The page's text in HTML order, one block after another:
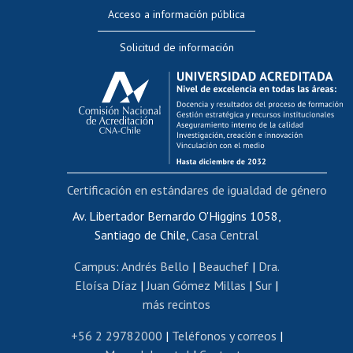
Evaluación docente
Calificación académica
Postulación al AUCAI
Funcionarias/os
Cursos internos de capacitación
Bienestar del personal
Portal de movilidad interna
Certificado de renta
Certificado de renta honorarios
Editar páginas blancas
Extranjeras/os
Revalidación y reconocimiento de títulos
Acceso a información pública
Solicitud de información
Av. Libertador Bernardo O'Higgins 1058,
Santiago de Chile, Casa Central
Campus: Andrés Bello | Beauchef| Dra.
Eloísa Díaz |Juan Gómez Millas | Sur |
más recintos
+56 2 29782000 | Teléfonos y correos |
Certificación en estándares de igualdad de género